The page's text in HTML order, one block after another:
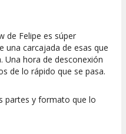
10
artística
de Felipe es súper
una carcajada de esas que
Una hora de desconexión
de lo rápido que se pasa.
partes y formato que lo